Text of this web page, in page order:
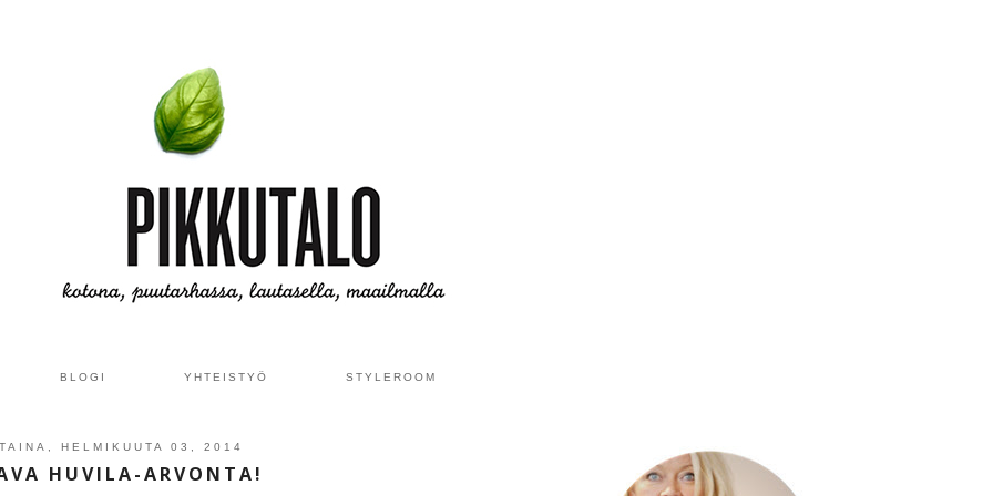
BLOGI YHTEISTYÖ STYLEROOM
HELMIKUUTA 03, 2014
HUVILA-ARVONTA!